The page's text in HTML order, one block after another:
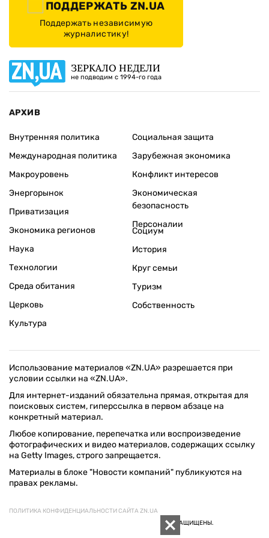
ПОДДЕРЖАТЬ ZN.UA
Поддержать независимую
журналистику!
ЗЕРКАЛО НЕДЕЛИ
не подводим с 1994-го года
АРХИВ
Внутренняя политика
Международная политика
Макроуровень
Энергорынок
Приватизация
Экономика регионов
Социальная защита
Зарубежная экономика
Конфликт интересов
Экономическая
безопасность
Персоналии
Наука
Технологии
Среда обитания
Церковь
Культура
Социум
История
Круг семьи
Туризм
Собственность
Использование материалов «ZN.UA» разрешается при
условии ссылки на «ZN.UA».
Для интернет-изданий обязательна прямая, открытая для
поисковых систем, гиперссылка в первом абзаце на
конкретный материал.
Любое копирование, перепечатка или воспроизведение
фотографических и видео материалов, содержащих ссылку
на Getty Images, строго запрещается.
Материалы в блоке "Новости компаний" публикуются на
правах рекламы.
ПОЛИТИКА КОНФИДЕНЦИАЛЬНОСТИ САЙТА ZN.UA
© 1994–2026 «ЗЕРКАЛО НЕДЕЛИ. УКРАИНА». ВСЕ ПРАВА ЗАЩИЩЕНЫ.